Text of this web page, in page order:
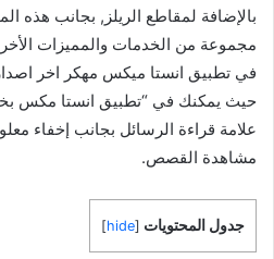
بالإضافة لمقاطع الريلز, بجانب هذه
مجموعة من الخدمات والمميزات
في تطبيق انستا ميكس مهكر اخر
حيث يمكنك في “تطبيق انستا مكس
علامة قراءة الرسائل بجانب إخفاء
مشاهدة القصص.
جدول المحتويات [
hide
]